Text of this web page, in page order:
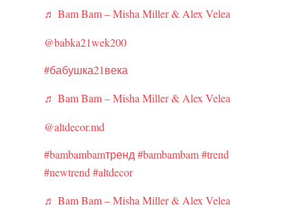
♬ Bam Bam – Misha Miller & Alex Velea
@babka21wek200
#бабушка21века
♬ Bam Bam – Misha Miller & Alex Velea
@altdecor.md
#bambambamтренд#bambambam#trend
#newtrend#altdecor
♬ Bam Bam – Misha Miller & Alex Velea